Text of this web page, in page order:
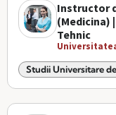
Instructor
(Medicina)
Tehnic
Studii Universitare